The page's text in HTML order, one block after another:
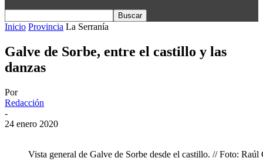
Inicio Provincia La Serranía
Galve de Sorbe, entre el castillo y las
danzas
Por
Redacción
-
24 enero 2020
Vista general de Galve de Sorbe desde el castillo. // Foto: Raúl